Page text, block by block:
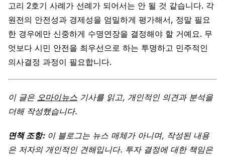
고리 2호기 사례가 선례가 되어서는 안 될 것 같습니다. 각
원전의 안전성과 경제성을 엄밀하게 평가해서, 정말 필요
한 경우에만 신중하게 수명연장을 결정해야 할 거예요. 무
엇보다 시민 안전을 최우선으로 하는 투명하고 민주적인
의사결정 과정이 필요합니다.
이 글은 오마이뉴스 기사를 읽고, 개인적인 의견과 분석을
더해 작성했습니다.
면책 조항:이 블로그는 뉴스 매체가 아니며, 작성된 내용
은 저자의 개인적인 견해입니다. 투자 결정에 대한 책임은